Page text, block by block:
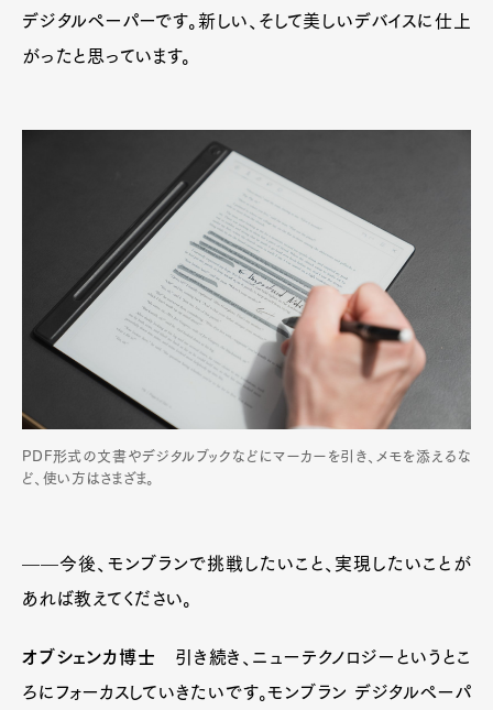
デジタルペーパーです。新しい、そして美しいデバイスに仕上
がったと思っています。
PDF形式の文書やデジタルブックなどにマーカーを引き、メモを添えるな
ど、使い方はさまざま。
––––今後、モンブランで挑戦したいこと、実現したいことが
あれば教えてください。
オブシェンカ博士 引き続き、ニューテクノロジーというとこ
ろにフォーカスしていきたいです。モンブラン デジタルペーパ